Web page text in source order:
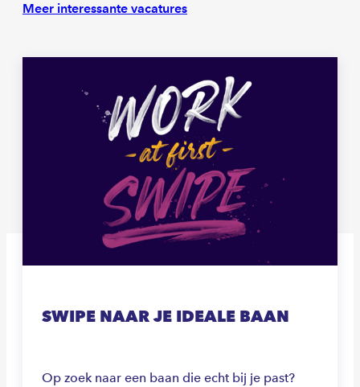
Meer interessante vacatures
SWIPE NAAR JE IDEALE BAAN
Op zoek naar een baan die echt bij je past?